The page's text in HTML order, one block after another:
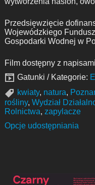
Przedsięwzięcie
Wojewódzkiego
Gospodarki Wodnej w
Film dostępny z
Gatunki / Kategorie:
kwiaty, natura,
rośliny, Wydział
Rolnictwa, zapylacze
Opcje udostępniania